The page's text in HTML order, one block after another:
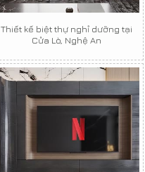
Thiết kế biệt thự nghỉ dưỡng tại
Cửa Lò, Nghệ An